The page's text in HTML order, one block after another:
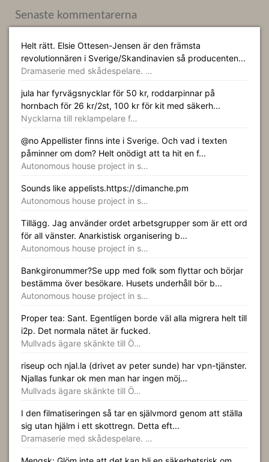
Senaste kommentarerna
Helt rätt. Elsie Ottesen-Jensen är den främsta
revolutionnären i Sverige/Skandinavien så producenten...
Dramaserie med skådespelare. …
jula har fyrvägsnycklar för 50 kr, roddarpinnar på
hornbach för 26 kr/2st, 100 kr för kit med säkerh...
Nycklarna till reklampelare f…
@no Appellister finns inte i Sverige. Och vad i texten
påminner om dom? Helt onödigt att ta hit en f...
Autonomous house project in s…
Sounds like appelists.https://dimanche.pm
Autonomous house project in s…
Tillägg. Jag använder ordet arbetsgrupper som är ett ord
för all vänster. Anarkistisk organisering b...
Autonomous house project in s…
Bankgironummer?Se upp med folk som flyttar och börjar
bestämma över besökare. Husets underhåll bör b...
Autonomous house project in s…
Proper tea: Sant. Egentligen borde väl alla migrera helt till
i2p. Det normala nätet är fucked.
Mullvads ägare skänkte till Ö…
riseup och njal.la (drivet av peter sunde) har vpn-tjänster.
Njallas funkar ok men man har ingen möj...
Mullvads ägare skänkte till Ö…
I den filmatiseringen så tar en självmord genom att ställa
sig utan hjälm i ett skottregn. Detta eft...
Dramaserie med skådespelare. …